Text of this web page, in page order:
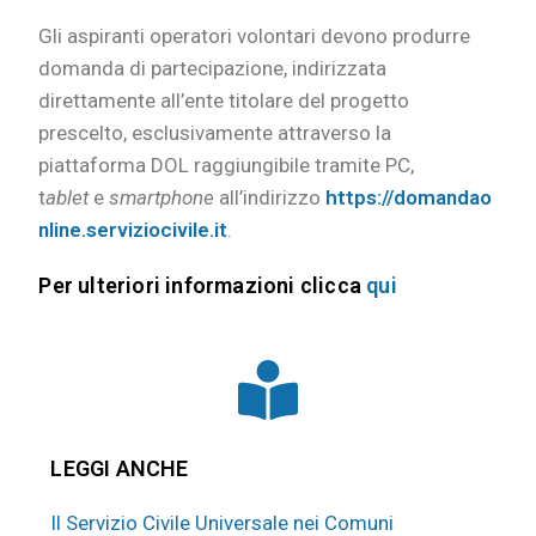
Gli aspiranti operatori volontari devono produrre
domanda di partecipazione, indirizzata
direttamente all’ente titolare del progetto
prescelto, esclusivamente attraverso la
piattaforma DOL raggiungibile tramite PC,
tablet esmartphone all’indirizzo https://domandao
nline.serviziocivile.it.
Per ulteriori informazioni clicca qui
LEGGI ANCHE
Il Servizio Civile Universale nei Comuni